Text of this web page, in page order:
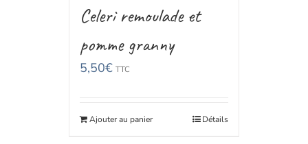
Celeri remoulade et
pomme granny
5,50€ TTC
Ajouter au panier Détails